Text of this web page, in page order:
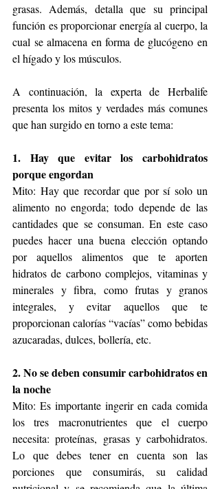
grasas. Además, detalla que su principal
función es proporcionar energía al cuerpo, la
cual se almacena en forma de glucógeno en
el hígado y los músculos.
A continuación, la experta de Herbalife
presenta los mitos y verdades más comunes
que han surgido en torno a este tema:
1. Hay que evitar los carbohidratos
porque engordan
Mito: Hay que recordar que por sí solo un
alimento no engorda; todo depende de las
cantidades que se consuman. En este caso
puedes hacer una buena elección optando
por aquellos alimentos que te aporten
hidratos de carbono complejos, vitaminas y
minerales y fibra, como frutas y granos
integrales, y evitar aquellos que te
proporcionan calorías “vacías” como bebidas
azucaradas, dulces, bollería, etc.
2. No se deben consumir carbohidratos en
la noche
Mito: Es importante ingerir en cada comida
los tres macronutrientes que el cuerpo
necesita: proteínas, grasas y carbohidratos.
Lo que debes tener en cuenta son las
porciones que consumirás, su calidad